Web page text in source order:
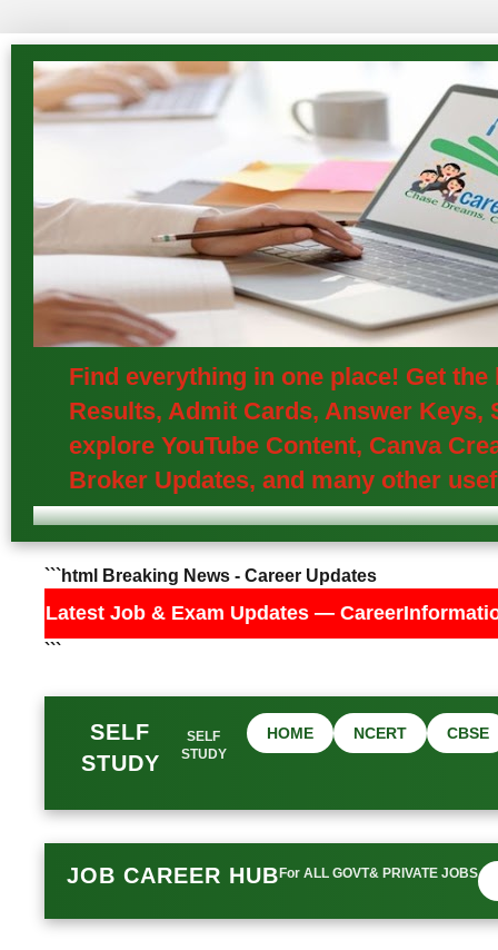
Find everything in one place! Get
Results, Admit Cards, Answer
explore YouTube Content, Canva
Broker Updates, and many other
```html Breaking News - Career Updates
Updates — CareerInformationPortal.in 🔥
```
SELF
STUDY
SELF
STUDY
HOME NCERT CBSE
JOB CAREER HUBFor ALL GOVT& PRIVATE JOBS